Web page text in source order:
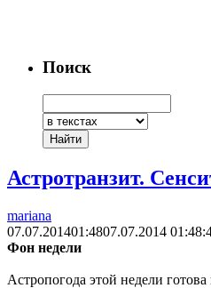
Поиск
Астротранзит.
mariana
07.07.201401:4807.07.2014
Фон недели
Астропогода этой недели